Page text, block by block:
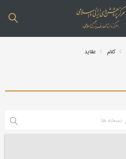
کلام عقاید